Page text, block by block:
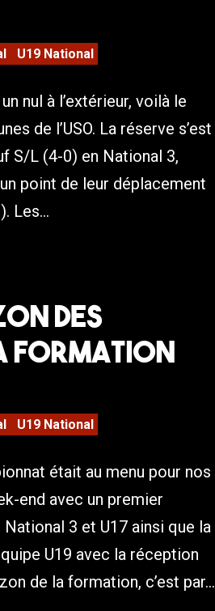
U19 National
nul à l’extérieur, voilà le
de l’USO. La réserve s’est
S/L (4-0) en National 3,
point de leur déplacement
Les...
des
formation
U19 National
était au menu pour nos
end avec un premier
3 et U17 ainsi que la
U19 avec la réception
de la formation, c’est par...